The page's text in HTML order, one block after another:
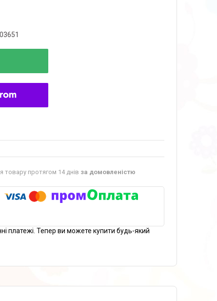
товару протягом 14 днів за домовленістю
платежі. Тепер ви можете купити будь-який